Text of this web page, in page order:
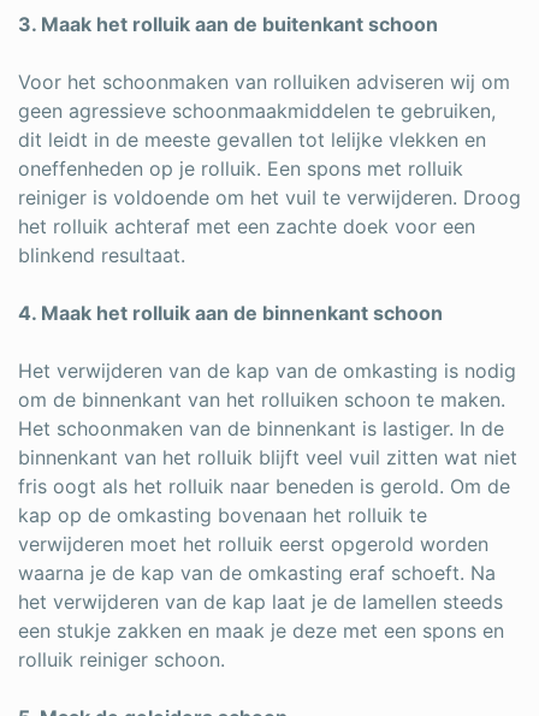
3. Maak het rolluik aan de buitenkant schoon
Voor het schoonmaken van rolluiken adviseren wij om
geen agressieve schoonmaakmiddelen te gebruiken,
dit leidt in de meeste gevallen tot lelijke vlekken en
oneffenheden op je rolluik. Een spons met rolluik
reiniger is voldoende om het vuil te verwijderen. Droog
het rolluik achteraf met een zachte doek voor een
blinkend resultaat.
4. Maak het rolluik aan de binnenkant schoon
Het verwijderen van de kap van de omkasting is nodig
om de binnenkant van het rolluiken schoon te maken.
Het schoonmaken van de binnenkant is lastiger. In de
binnenkant van het rolluik blijft veel vuil zitten wat niet
fris oogt als het rolluik naar beneden is gerold. Om de
kap op de omkasting bovenaan het rolluik te
verwijderen moet het rolluik eerst opgerold worden
waarna je de kap van de omkasting eraf schoeft. Na
het verwijderen van de kap laat je de lamellen steeds
een stukje zakken en maak je deze met een spons en
rolluik reiniger schoon.